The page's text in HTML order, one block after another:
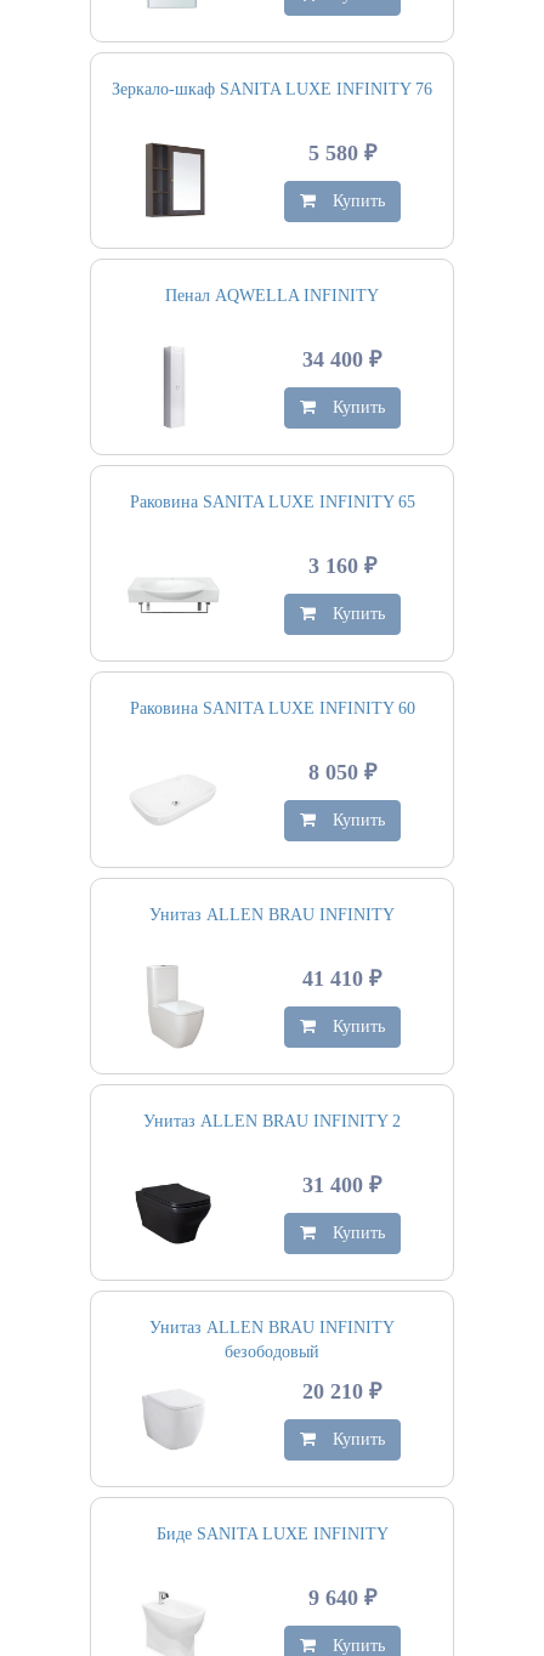
Зеркало-шкаф SANITA LUXE INFINITY 76
5 580 ₽
Купить
Пенал AQWELLA INFINITY
34 400 ₽
Купить
Раковина SANITA LUXE INFINITY 65
3 160 ₽
Купить
Раковина SANITA LUXE INFINITY 60
8 050 ₽
Купить
Унитаз ALLEN BRAU INFINITY
41 410 ₽
Купить
Унитаз ALLEN BRAU INFINITY 2
31 400 ₽
Купить
Унитаз ALLEN BRAU INFINITY
безободовый
20 210 ₽
Купить
Биде SANITA LUXE INFINITY
9 640 ₽
Купить